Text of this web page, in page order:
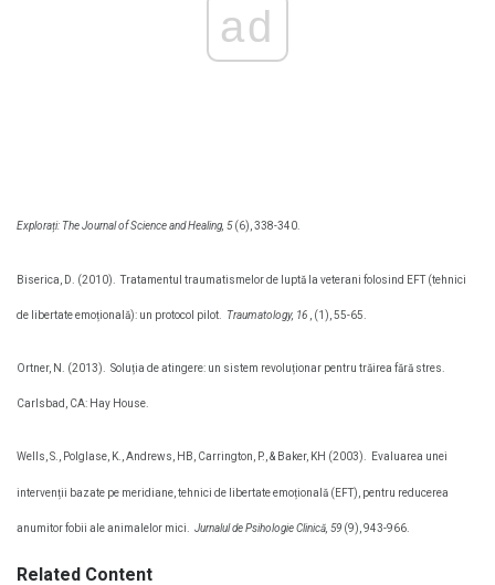
ad
Explorați: The Journal of Science and Healing, 5 (6), 338-340.
Biserica, D. (2010). Tratamentul traumatismelor de luptă la veterani folosind EFT (tehnici
de libertate emoțională): un protocol pilot. Traumatology, 16 , (1), 55-65.
Ortner, N. (2013). Soluția de atingere: un sistem revoluționar pentru trăirea fără stres.
Carlsbad, CA: Hay House.
Wells, S., Polglase, K., Andrews, HB, Carrington, P., & Baker, KH (2003). Evaluarea unei
intervenții bazate pe meridiane, tehnici de libertate emoțională (EFT), pentru reducerea
anumitor fobii ale animalelor mici. Jurnalul de Psihologie Clinică, 59 (9), 943-966.
Related Content